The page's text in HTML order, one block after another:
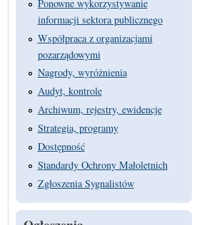
Ponowne wykorzystywanie
informacji sektora publicznego
Współpraca z organizacjami
pozarządowymi
Nagrody, wyróżnienia
Audyt, kontrole
Archiwum, rejestry, ewidencje
Strategia, programy
Dostępność
Standardy Ochrony Małoletnich
Zgłoszenia Sygnalistów